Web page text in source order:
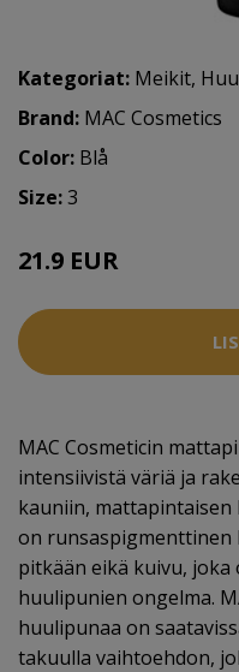
Kategoriat: Meikit,
Brand: MAC Cosmetics
Color: Blå
Size:3
21.9 EUR
MAC Cosmeticin
intensiivistä väriä ja
kauniin,
on runsaspigmenttinen
pitkään eikä kuivu,
huulipunien ongelma.
huulipunaa on
takuulla vaihtoehdon,